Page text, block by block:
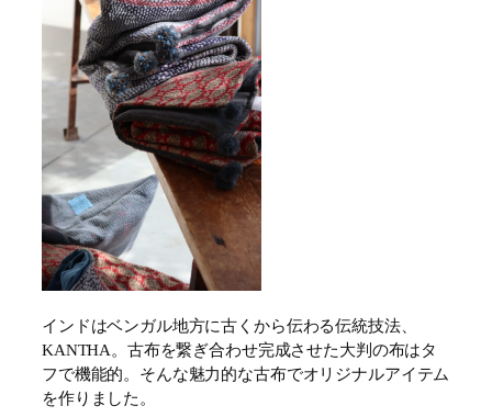
インドはベンガル地方に古くから伝わる伝統技法、
KANTHA。古布を繋ぎ合わせ完成させた大判の布はタ
フで機能的。そんな魅力的な古布でオリジナルアイテム
を作りました。